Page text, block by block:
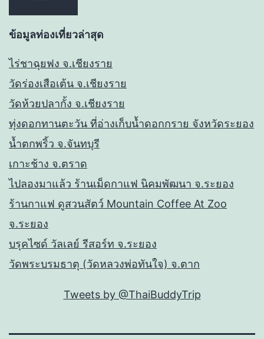
ข้อมูลท่องเที่ยวล่าสุด
ไร่ชาฉุยฟง จ.เชียงราย
วัดร่องเสือเต้น จ.เชียงราย
วัดห้วยปลากั้ง จ.เชียงราย
ทุ่งดอกทานตะวัน ที่อ่างเก็บน้ำดอกกราย จังหวัดระยอง
น้ำตกพริ้ว จ.จันทบุรี
เกาะช้าง จ.ตราด
ไปลองมาแล้ว ร้านเม็ดกาแฟ นิคมพัฒนา จ.ระยอง
ร้านกาแฟ ดูสวนสัตว์ Mountain Coffee At Zoo
จ.ระยอง
บรุคไซด์ วัลเลย์ รีสอร์ท จ.ระยอง
วัดพระบรมธาตุ (วัดหลวงพ่อทันใจ) จ.ตาก
Tweets by @ThaiBuddyTrip